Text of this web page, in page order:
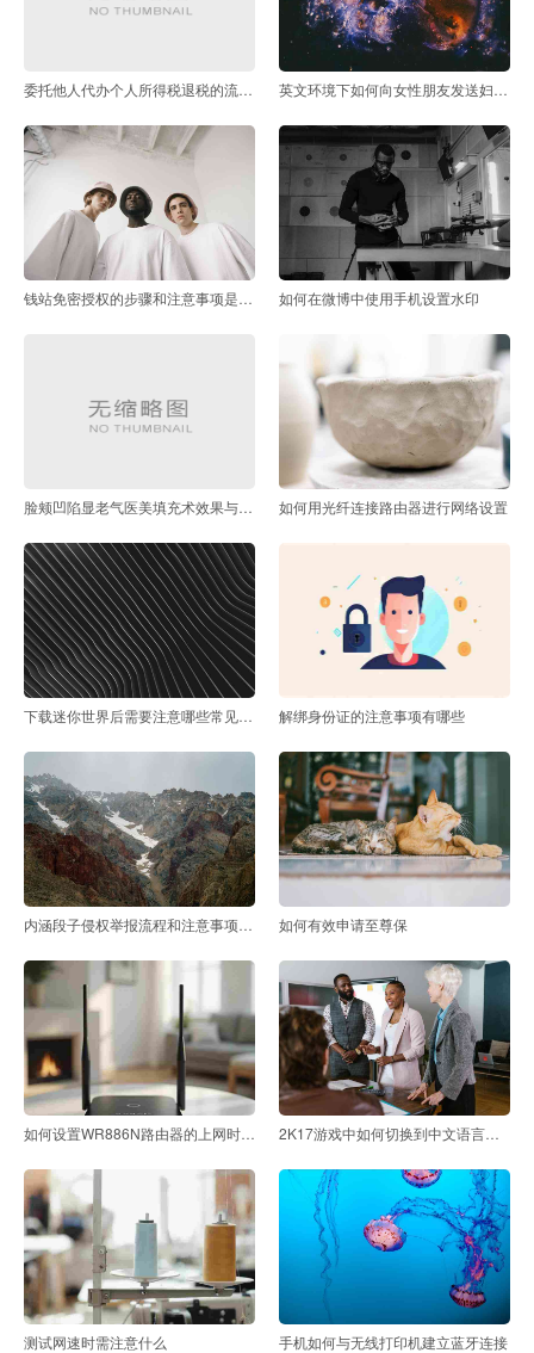
委托他人代办个人所得税退税的流程与注意事项 英文环境下如何向女性朋友发送妇女节祝福
钱站免密授权的步骤和注意事项是什么 如何在微博中使用手机设置水印
脸颊凹陷显老气医美填充术效果与注意事项全解析 如何用光纤连接路由器进行网络设置
下载迷你世界后需要注意哪些常见问题 解绑身份证的注意事项有哪些
内涵段子侵权举报流程和注意事项是什么 如何有效申请至尊保
如何设置WR886N路由器的上网时间限制 2K17游戏中如何切换到中文语言设置
测试网速时需注意什么 手机如何与无线打印机建立蓝牙连接